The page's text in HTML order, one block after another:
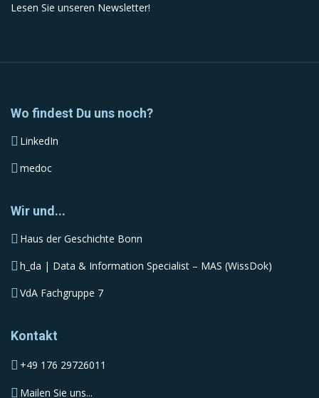
Lesen Sie unseren Newsletter!
Wo findest Du uns noch?
LinkedIn
medoc
Wir und...
Haus der Geschichte Bonn
h_da | Data & Information Specialist – MAS (WissDok)
VdA Fachgruppe 7
Kontakt
+49 176 29726011
Mailen Sie uns...